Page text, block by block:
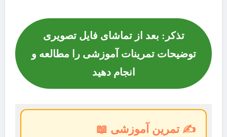
تذکر: بعد از تماشای فایل تصویری
توضیحات تمرینات آموزشی را مطالعه و
انجام دهید
✍️ تمرین آموزشی 📖